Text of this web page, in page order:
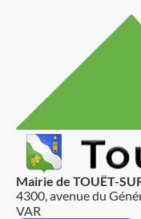
Mairie de TOUËT-
4300, avenue du
VAR